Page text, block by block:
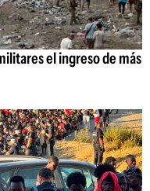
el ingreso de más